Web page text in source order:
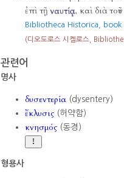
ἐπὶ τῇ ναυτίᾳ, καὶ διὰ
Bibliotheca Historica,
(디오도로스 시켈로스,
관련어
명사
δυσεντερία (dysentery)
ἔκλυσις(허약함)
κνησμός(동경)
형용사